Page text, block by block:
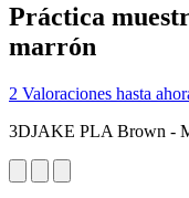
Práctica
marrón
2 Valoraciones hasta
3DJAKE PLA Brown -